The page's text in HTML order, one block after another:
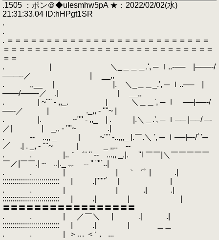
.1505 ：ポン＠◆uIesmhw5pA ★：2022/02/02(水)
21:31:33.04 ID:hHPgt1SR
.
.
. ＝＝＝＝＝＝＝＝＝＝＝＝＝＝＝＝＝＝＝＝＝＝＝＝＝＝
＝＝＝＝＝＝＝＝＝＝＝＝＝＝＝＝＝＝＝＝＝＝＝＝＝＝＝
＝＝
. | ＼_＿＿＿.', ─ ｌ..‐── |───‐/
───‐‐／ | __,,
. ,,__ | |. ＼_＿＿_.', ─ ｌ..── |
───/───‐／ .| | __,,
. | ~"'' - ,,_. | ＼＿＿', ─ ｌ ──|──‐/
──‐／ | ._,, - ''"~ |
. |. ~"'' - ,,_ | . |.＼＿.', ─ ｌ── |──/ ─‐
／| | _,, - ''"~ .|
. ‐- ..,, _ | ~"'' -..,,,_ |.￣.＼ ', ─ ｌ──|─‐/ﾞ'─
／ .| . _, - ''"~ | _ ,,.. -‐
. . |..｀゛¨ '' ‐- ...,, _.|. ''l ￣￣|＼￣￣￣￣￣
￣／|￣￣.| ~ ..|._ ,,. -‐ '' ¨"´..|
. . | | ｀゛ﾞ | .|
::::::::::::::::::::::::::::: | .|''''"´ | |
. . | | .| .|
::::::::::::::::::::::::::::: | .| | |
〓〓〓〓〓〓〓〓〓〓〓〓〓〓〓〓〓
. . | ／￣＼ | .| .|
::::::::::::::::::::::::::::: | .| | ＿＿
. . | ＞… ＜‘， ...